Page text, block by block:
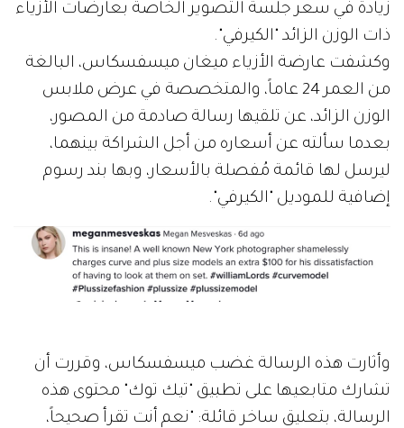
زيادة في سعر جلسة التصوير الخاصة بعارضات الأزياء
ذات الوزن الزائد "الكيرفي".
وكشفت عارضة الأزياء ميغان ميسفسكاس، البالغة
من العمر 24 عاماً، والمتخصصة في عرض ملابس
الوزن الزائد، عن تلقيها رسالة صادمة من المصور،
بعدما سألته عن أسعاره من أجل الشراكة بينهما،
ليرسل لها قائمة مُفصلة بالأسعار، وبها بند رسوم
إضافية للموديل "الكيرفي".
وأثارت هذه الرسالة غضب ميسفسكاس، وقررت أن
تشارك متابعيها على تطبيق "تيك توك" محتوى هذه
الرسالة، بتعليق ساخر قائلة: "نعم أنت تقرأ صحيحاً،